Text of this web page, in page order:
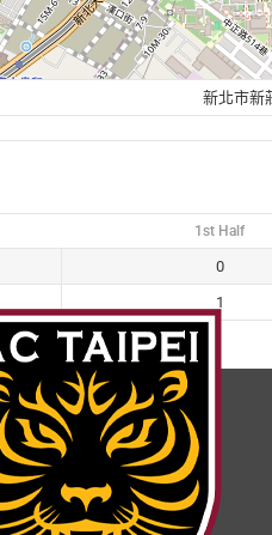
新北市新
1st Half
0
1